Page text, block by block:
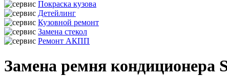
Покраска кузова
Детейлинг
Кузовной ремонт
Замена стекол
Ремонт АКПП
Замена ремня